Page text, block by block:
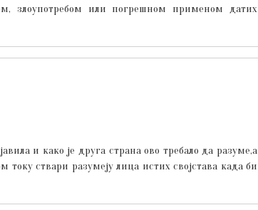
злоупотребом или погрешном применом датих
и како је друга страна ово требало да разуме,а
ствари разумеју лица истих својстава када би